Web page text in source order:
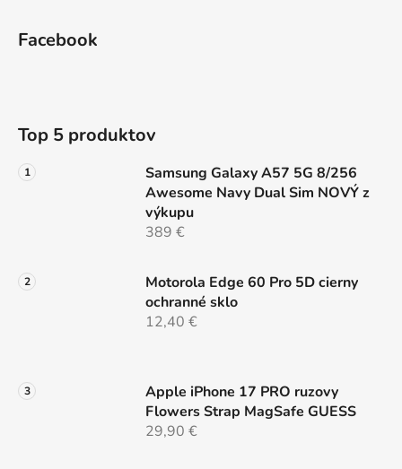
v
k
p
i
s
Facebook
Top 5 produktov
Samsung Galaxy A57 5G 8/256
Awesome Navy Dual Sim NOVÝ z
výkupu
389 €
Motorola Edge 60 Pro 5D cierny
ochranné sklo
12,40 €
Apple iPhone 17 PRO ruzovy
Flowers Strap MagSafe GUESS
29,90 €